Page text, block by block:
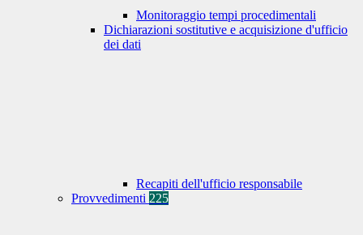
Monitoraggio tempi procedimentali
Dichiarazioni sostitutive e acquisizione d'ufficio
dei dati
Recapiti dell'ufficio responsabile
Provvedimenti 225